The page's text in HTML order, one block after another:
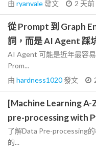
由 ryanvale發文 2 天前
從 Prompt 到 Graph
詞，而是 AI Agent 踩
AI Agent 可能是近年最容
Prom...
由 hardness1020發文
[Machine Learning A-
pre-processing with
了解Data Pre-processing
的...